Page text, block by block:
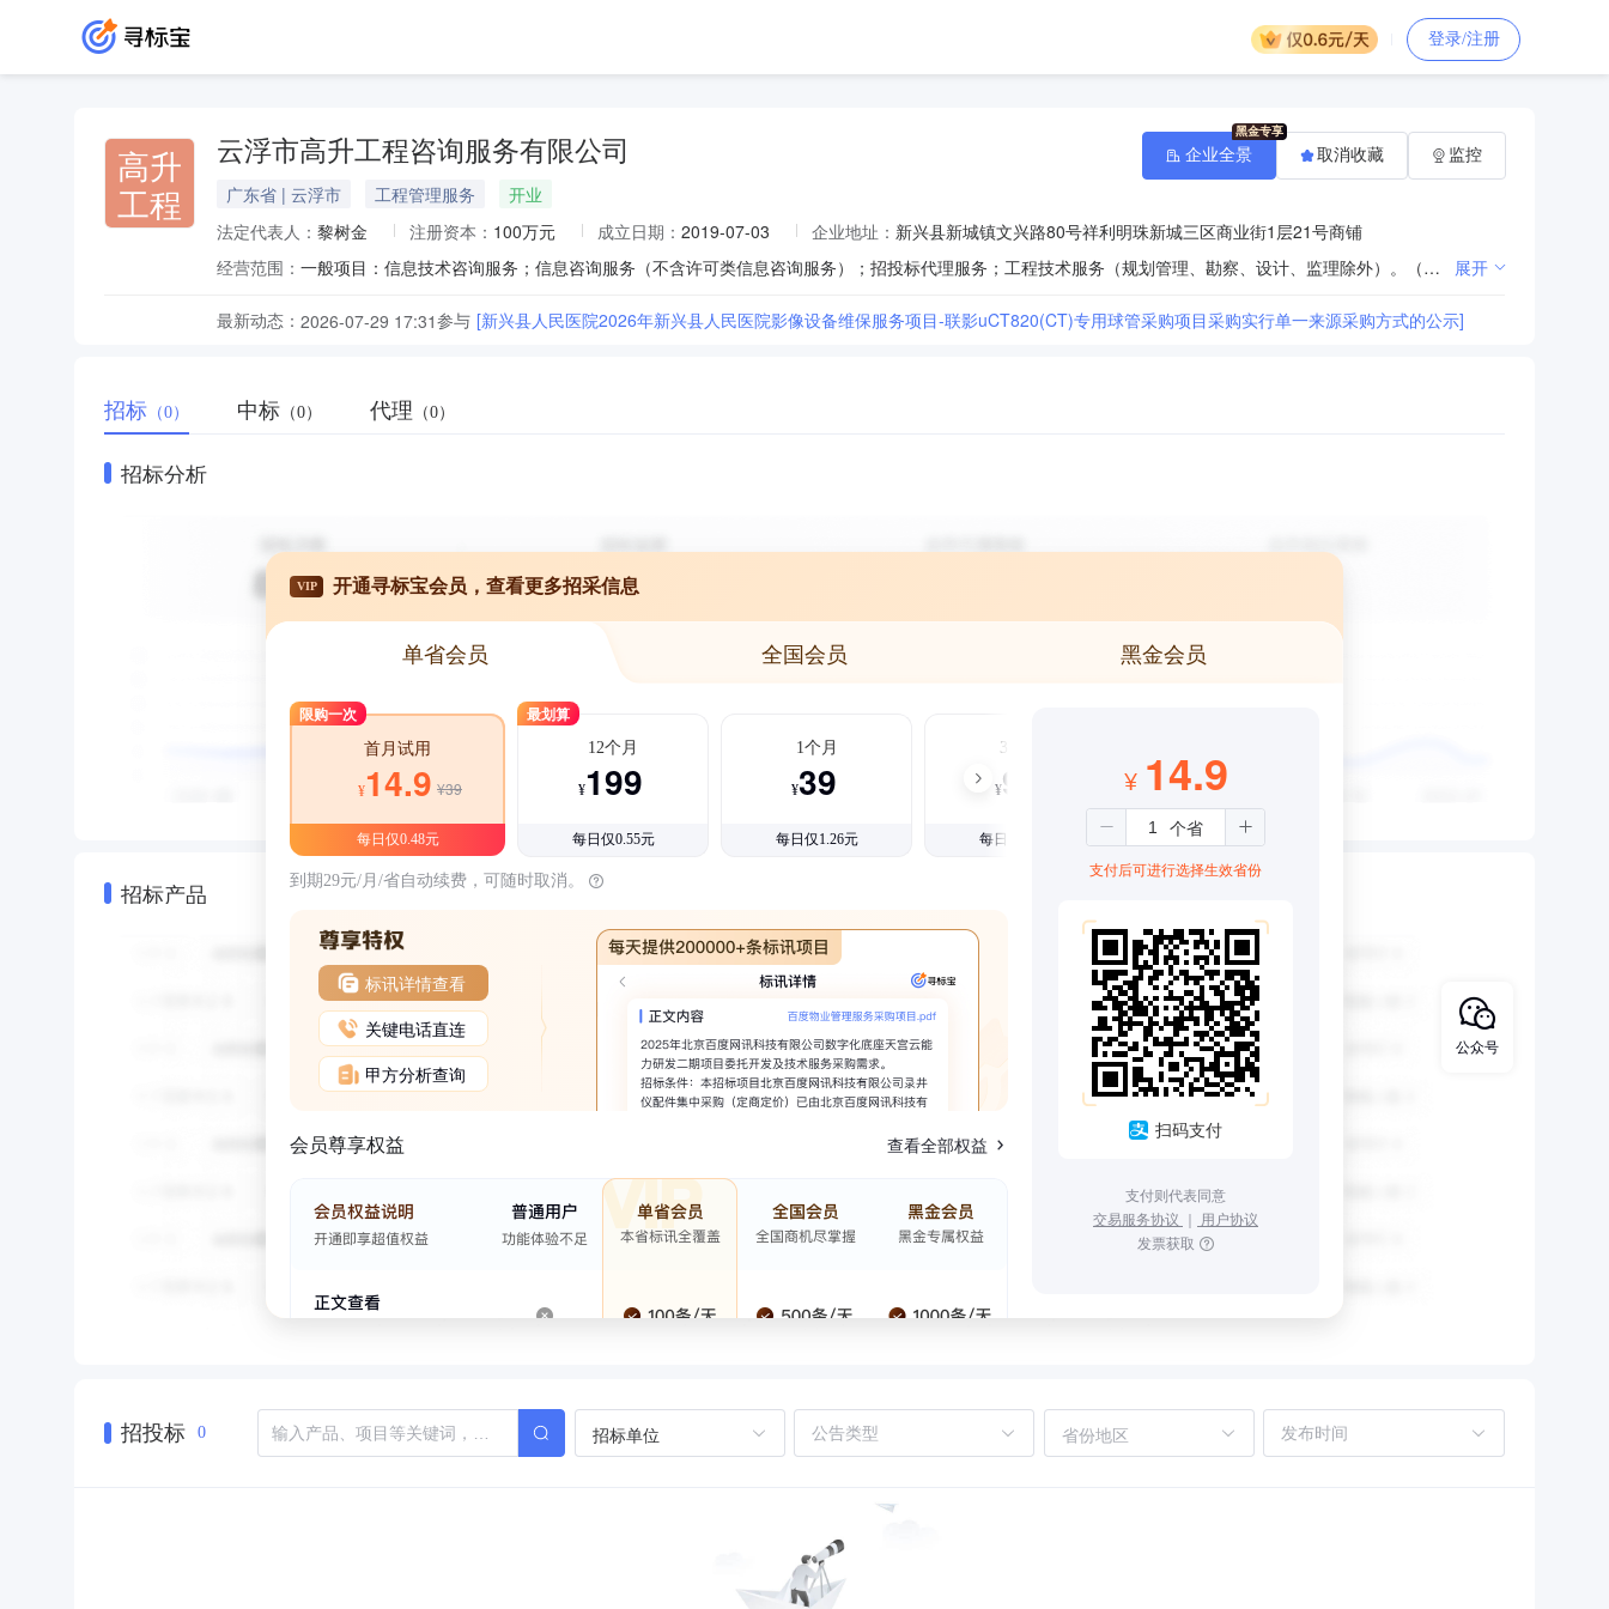
登录/注册
高升
工程
云浮市高升工程咨询服务有限公司
广东省 | 云浮市 工程管理服务
开业
法定代表人： 黎树金 注册资本： 100万元 成立日期： 2019-07-03 企业地址： 新兴县新城镇文兴路80号祥利明珠新城三区商业街1层21号商铺
经营范围：
一般项目：信息技术咨询服务；信息咨询服务（不含许可类信息咨询服务）；招投标代理服务；工程技术服务（规划管理、勘察、设计、监理除外）。（除依法须经批准的项目外，凭营业执照依法自主开展经营活动） 展开
最新动态： 2026-07-29 17:31参与 [新兴县人民医院2026年新兴县人民医院影像设备维保服务项目-联影uCT820(CT)专用球管采购项目采购实行单一来源采购方式的公示]
企业全景 取消收藏 监控
招标 （0） 中标 （0） 代理 （0）
招标分析
招标产品
VIP 开通寻标宝会员，查看更多招采信息
单省会员 全国会员 黑金会员
限购一次
首月试用
¥14.9 ¥39
每日仅0.48元
最划算
12个月
¥199
每日仅0.55元
1个月
¥39
每日仅1.26元
3个月
¥99
每日仅1.08元
到期29元/月/省自动续费，可随时取消。
标讯详情查看
关键电话直连
甲方分析查询
会员尊享权益 查看全部权益
¥ 14.9
支付后可进行选择生效省份
扫码支付
支付则代表同意
交易服务协议 ｜ 用户协议
发票获取
招投标 0 招标单位 省份地区
公众号